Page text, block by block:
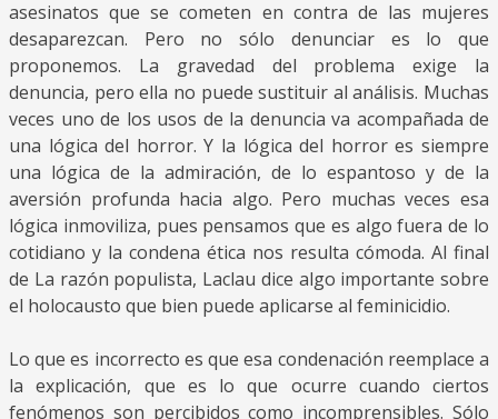
asesinatos que se cometen en contra de las mujeres
desaparezcan. Pero no sólo denunciar es lo que
proponemos. La gravedad del problema exige la
denuncia, pero ella no puede sustituir al análisis. Muchas
veces uno de los usos de la denuncia va acompañada de
una lógica del horror. Y la lógica del horror es siempre
una lógica de la admiración, de lo espantoso y de la
aversión profunda hacia algo. Pero muchas veces esa
lógica inmoviliza, pues pensamos que es algo fuera de lo
cotidiano y la condena ética nos resulta cómoda. Al final
de La razón populista, Laclau dice algo importante sobre
el holocausto que bien puede aplicarse al feminicidio.
Lo que es incorrecto es que esa condenación reemplace a
la explicación, que es lo que ocurre cuando ciertos
fenómenos son percibidos como incomprensibles. Sólo